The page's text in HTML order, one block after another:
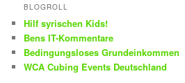
BLOGROLL
Hilf syrischen Kids!
Bens IT-Kommentare
Bedingungsloses Grundeinkommen
WCA Cubing Events Deutschland